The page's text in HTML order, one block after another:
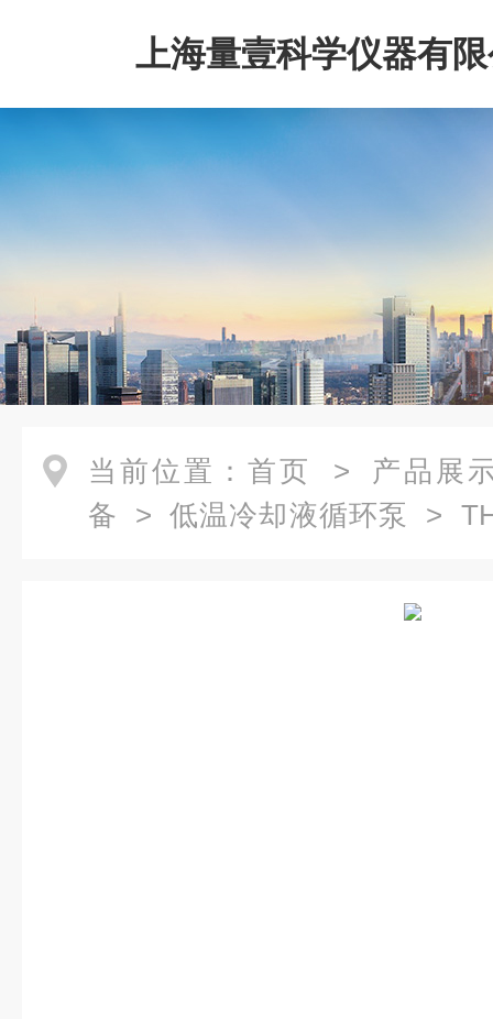
上海量壹科学仪器有
当前位置： 首页 > 产品展
备 > 低温冷却液循环泵 >